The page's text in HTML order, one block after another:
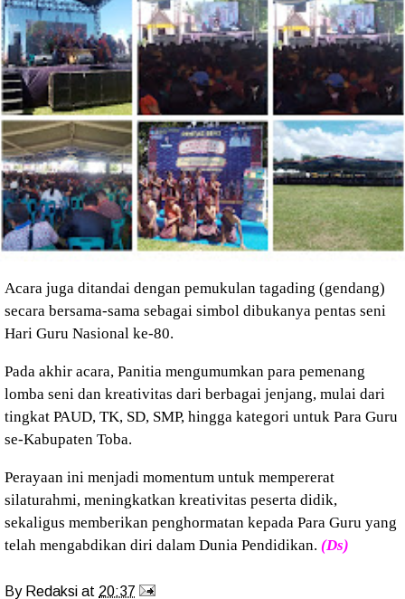
Acara juga ditandai dengan pemukulan tagading (gendang)
secara bersama-sama sebagai simbol dibukanya pentas seni
Hari Guru Nasional ke-80.
Pada akhir acara, Panitia mengumumkan para pemenang
lomba seni dan kreativitas dari berbagai jenjang, mulai dari
tingkat PAUD, TK, SD, SMP, hingga kategori untuk Para Guru
se-Kabupaten Toba.
Perayaan ini menjadi momentum untuk mempererat
silaturahmi, meningkatkan kreativitas peserta didik,
sekaligus memberikan penghormatan kepada Para Guru yang
telah mengabdikan diri dalam Dunia Pendidikan. (Ds)
By Redaksi at 20:37